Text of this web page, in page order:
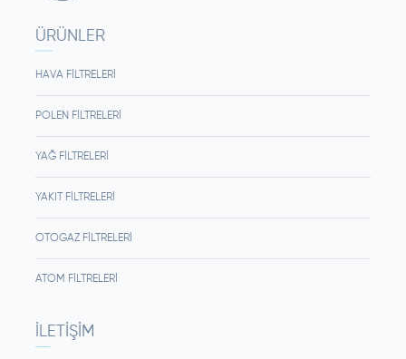
ÜRÜNLER
HAVA FILTRELERI
POLEN FILTRELERI
YAĞ FILTRELERI
YAKIT FILTRELERI
OTOGAZ FILTRELERI
ATOM FILTRELERI
İLETIŞIM